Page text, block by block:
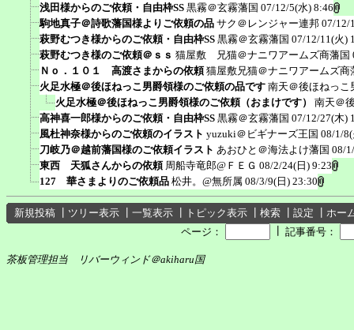
浅田様からのご依頼・自由枠SS 黒霧＠玄霧藩国 07/12/5(水) 8:46
駒地真子＠詩歌藩国様よりご依頼の品 サク＠レンジャー連邦 07/12/
萩野むつき様からのご依頼・自由枠SS 黒霧＠玄霧藩国 07/12/11(火)
萩野むつき様のご依頼＠ｓｓ 猫屋敷 兄猫＠ナニワアームズ商藩国
Ｎｏ．１０１ 高渡さまからの依頼 猫屋敷兄猫＠ナニワアームズ商
火足水極＠後ほねっこ男爵領様のご依頼の品です 南天＠後ほねっこ
火足水極＠後ほねっこ男爵領様のご依頼（おまけです）
南天＠
高神喜一郎様からのご依頼・自由枠SS 黒霧＠玄霧藩国 07/12/27(木)
風杜神奈様からのご依頼のイラスト yuzuki＠ビギナーズ王国 08/1/
刀岐乃＠越前藩国様のご依頼イラスト あおひと＠海法よけ藩国 08/
東西 天狐さんからの依頼 周船寺竜郎@ＦＥＧ 08/2/24(日) 9:23
127 華さまよりのご依頼品 松井。@無所属 08/3/9(日) 23:30
新規投稿 ツリー表示 一覧表示 トピック表示 検索 設定
ホー
ページ：
記事番号：
茶板管理担当 リバーウィンド＠akiharu国